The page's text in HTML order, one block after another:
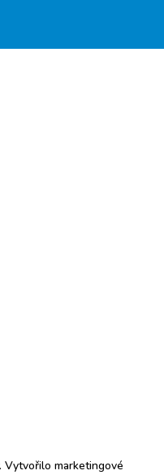
Vytvořilo marketingové